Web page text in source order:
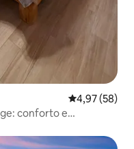
4,97 de uma
4,97 (58)
conforto e